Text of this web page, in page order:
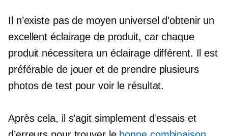
Il n’existe pas de moyen universel d’obtenir un
excellent éclairage de produit, car chaque
produit nécessitera un éclairage différent. Il est
préférable de jouer et de prendre plusieurs
photos de test pour voir le résultat.
Après cela, il s’agit simplement d’essais et